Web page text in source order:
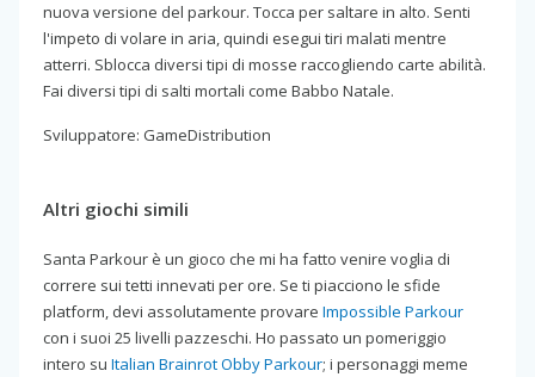
nuova versione del parkour. Tocca per saltare in alto. Senti
l'impeto di volare in aria, quindi esegui tiri malati mentre
atterri. Sblocca diversi tipi di mosse raccogliendo carte abilità.
Fai diversi tipi di salti mortali come Babbo Natale.
Sviluppatore: GameDistribution
Altri giochi simili
Santa Parkour è un gioco che mi ha fatto venire voglia di
correre sui tetti innevati per ore. Se ti piacciono le sfide
platform, devi assolutamente provare Impossible Parkour
con i suoi 25 livelli pazzeschi. Ho passato un pomeriggio
intero su Italian Brainrot Obby Parkour; i personaggi meme